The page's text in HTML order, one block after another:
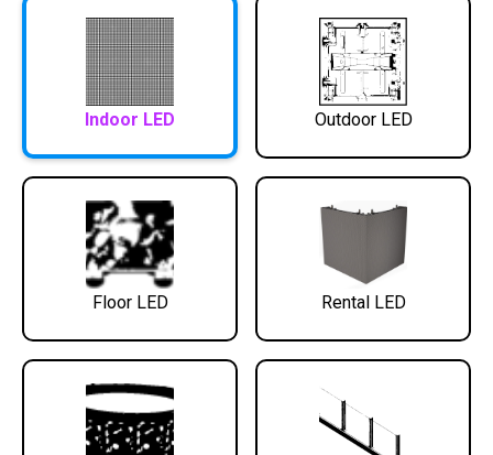
Indoor LED Outdoor LED
Floor LED Rental LED